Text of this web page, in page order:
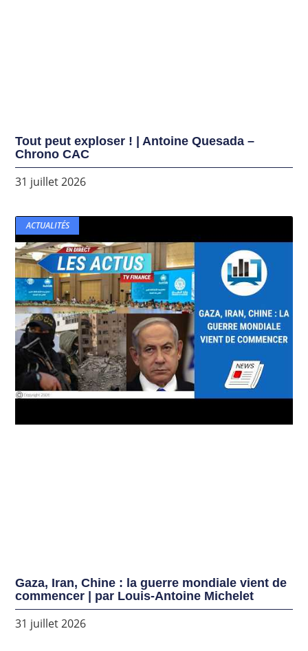
Tout peut exploser ! | Antoine Quesada –
Chrono CAC
31 juillet 2026
ACTUALITÉS
Gaza, Iran, Chine : la guerre mondiale vient de
commencer | par Louis-Antoine Michelet
31 juillet 2026